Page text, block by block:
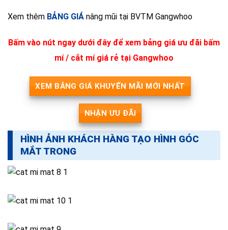
Xem thêm BẢNG GIÁ nâng mũi tại BVTM Gangwhoo
Bấm vào nút ngay dưới đây để xem bảng giá ưu đãi bấm
mí / cắt mí giá rẻ tại Gangwhoo
XEM BẢNG GIÁ KHUYẾN MÃI MỚI NHẤT
NHẬN ƯU ĐÃI
HÌNH ẢNH KHÁCH HÀNG TẠO HÌNH GÓC
MẮT TRONG